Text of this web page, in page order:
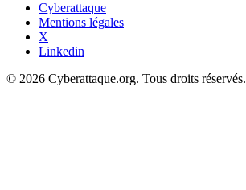
Cyberattaque
Mentions légales
X
Linkedin
© 2026 Cyberattaque.org. Tous droits réservés.